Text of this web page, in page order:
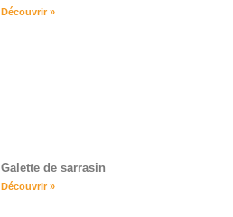
Découvrir »
Galette de sarrasin
Découvrir »